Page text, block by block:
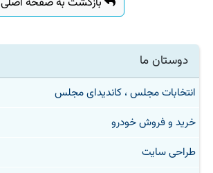
دوستان ما
انتخابات مجلس ، کاندیدای مجلس
خرید و فروش خودرو
طراحی سایت